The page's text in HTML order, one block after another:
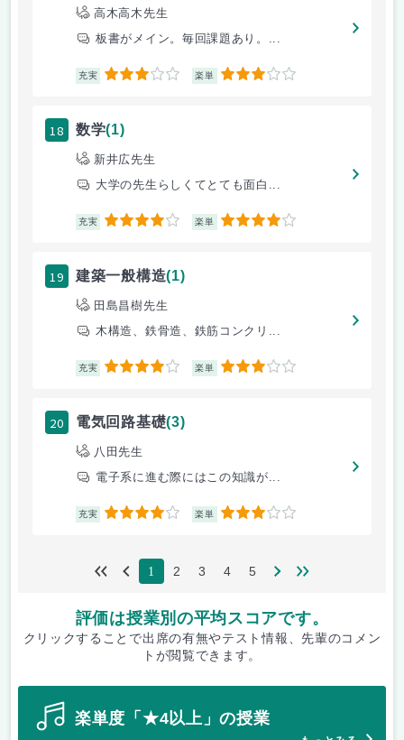
高木高木先生
板書がメイン。毎回課題あり。...
充実 3 楽単 3
18 数学(1)
新井広先生
大学の先生らしくてとても面白...
充実 4 楽単 4
19 建築一般構造(1)
田島昌樹先生
木構造、鉄骨造、鉄筋コンクリ...
充実 4 楽単 3
20 電気回路基礎(3)
八田先生
電子系に進む際にはこの知識が...
充実 4 楽単 3
1 2 3 4 5
評価は授業別の平均スコアです。
クリックすることで出席の有無やテスト情報、先輩のコメン
トが閲覧できます。
楽単度「★4以上」の授業